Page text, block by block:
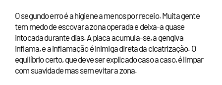
O segundo erro é a higiene a menos por receio. Muita gente
tem medo de escovar a zona operada e deixa-a quase
intocada durante dias. A placa acumula-se, a gengiva
inflama, e a inflamação é inimiga direta da cicatrização. O
equilíbrio certo, que deve ser explicado caso a caso, é limpar
com suavidade mas sem evitar a zona.